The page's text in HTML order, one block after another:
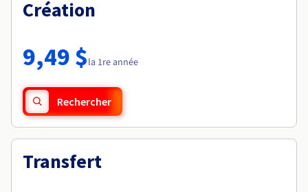
Tarifs
Roadmap & Changelog
Roadmap & Changelog
Création
9,49 $la 1re année
Rechercher
Transfert